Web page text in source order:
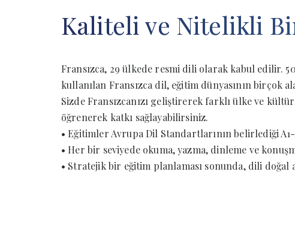
Kaliteli ve Nitelikli
Fransızca, 29 ülkede resmi dili olarak kabul edilir.
kullanılan Fransızca dil, eğitim dünyasının birçok
Sizde Fransızcanızı geliştirerek farklı ülke ve
öğrenerek katkı sağlayabilirsiniz.
• Eğitimler Avrupa Dil Standartlarının belirlediği
• Her bir seviyede okuma, yazma, dinleme ve
• Stratejik bir eğitim planlaması sonunda, dili